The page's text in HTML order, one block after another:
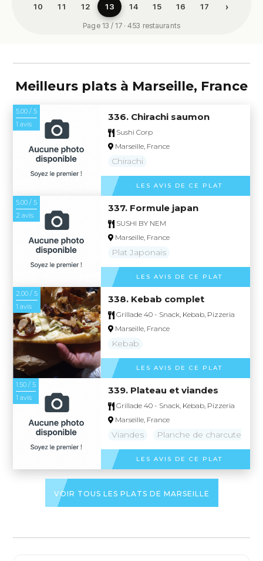
10 11 12 13 14 15 16 17 ›
Page 13 / 17 · 453 restaurants
Meilleurs plats à Marseille, France
5.00 / 5
1 avis
336. Chirachi saumon
Sushi Corp
Marseille, France
Chirachi
LES AVIS DE CE PLAT
5.00 / 5
2 avis
337. Formule japan
SUSHI BY NEM
Marseille, France
Plat Japonais
LES AVIS DE CE PLAT
2.00 / 5
1 avis
338. Kebab complet
Grillade 40 - Snack, Kebab, Pizzeria
Marseille, France
Kebab
LES AVIS DE CE PLAT
1.50 / 5
1 avis
339. Plateau et viandes
Grillade 40 - Snack, Kebab, Pizzeria
Marseille, France
Viandes Planche de charcuterie
LES AVIS DE CE PLAT
VOIR TOUS LES PLATS DE MARSEILLE